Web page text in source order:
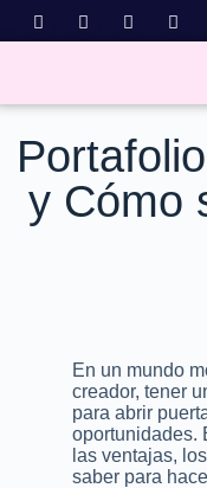
y Cómo
En un mundo
creador, tener
para abrir
oportunidades.
las ventajas,
saber para